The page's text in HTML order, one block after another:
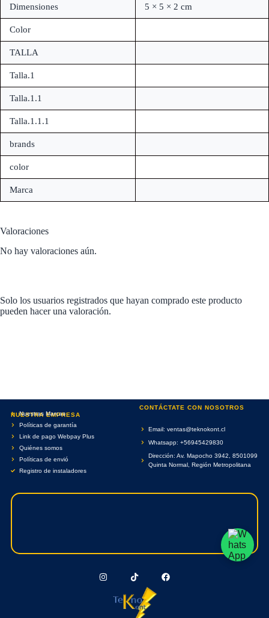
Dimensiones 5 × 5 × 2 cm
Color
TALLA
Talla.1
Talla.1.1
Talla.1.1.1
brands
color
Marca
Valoraciones
No hay valoraciones aún.
Solo los usuarios registrados que hayan comprado este producto
pueden hacer una valoración.
NUESTRA EMPRESA
Nuestras Marcas
Políticas de garantía
Link de pago Webpay Plus
Quiénes somos
Políticas de envió
Registro de instaladores
CONTÁCTATE CON NOSOTROS
Email: ventas@teknokont.cl
Whatsapp: +56945429830
Dirección: Av. Mapocho 3942, 8501099
Quinta Normal, Región Metropolitana